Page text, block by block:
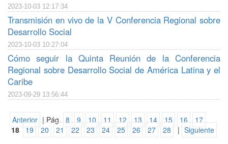
2023-10-03 12:17:34
Transmisión en vivo de la V Conferencia Regional sobre
Desarrollo Social
2023-10-03 10:27:04
Cómo seguir la Quinta Reunión de la Conferencia
Regional sobre Desarrollo Social de América Latina y el
Caribe
2023-09-29 13:56:44
Anterior | Pág. 8 9 10 11 12 13 14 15 16
17
18 19 20 21 22 23 24 25 26 27 28 | Siguiente